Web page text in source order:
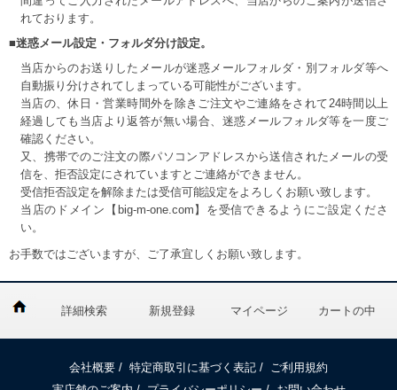
れております。
■迷惑メール設定・フォルダ分け設定。
当店からのお送りしたメールが迷惑メールフォルダ・別フォルダ等へ
自動振り分けされてしまっている可能性がございます。
当店の、休日・営業時間外を除きご注文やご連絡をされて24時間以上
経過しても当店より返答が無い場合、迷惑メールフォルダ等を一度ご
確認ください。
又、携帯でのご注文の際パソコンアドレスから送信されたメールの受
信を、拒否設定にされていますとご連絡ができません。
受信拒否設定を解除または受信可能設定をよろしくお願い致します。
当店のドメイン【big-m-one.com】を受信できるようにご設定くださ
い。
お手数ではございますが、ご了承宜しくお願い致します。
詳細検索 新規登録 マイページ カートの中
会社概要 / 特定商取引に基づく表記 /
ご利用規約